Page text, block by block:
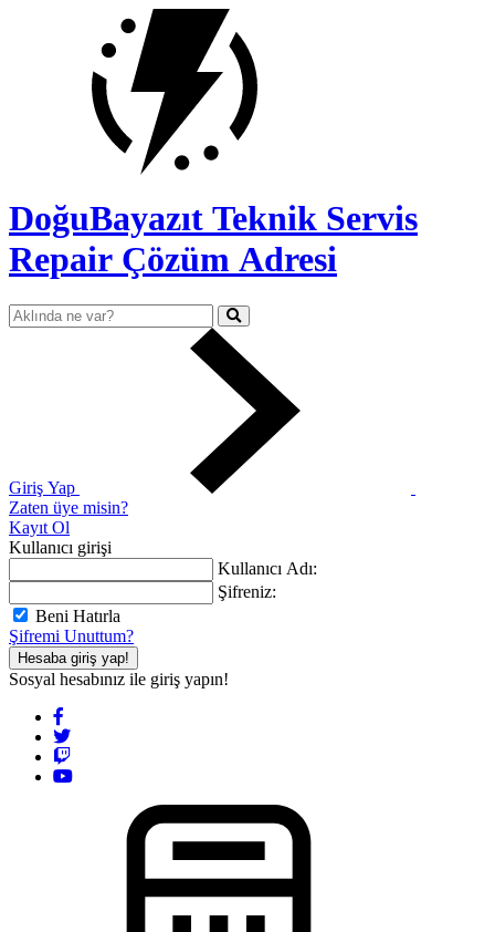
DoğuBayazıt Teknik Servis
Repair Çözüm Adresi
Giriş Yap
Zaten üye misin?
Kayıt Ol
Kullanıcı girişi
Kullanıcı Adı:
Şifreniz:
Beni Hatırla
Şifremi Unuttum?
Hesaba giriş yap!
Sosyal hesabınız ile giriş yapın!